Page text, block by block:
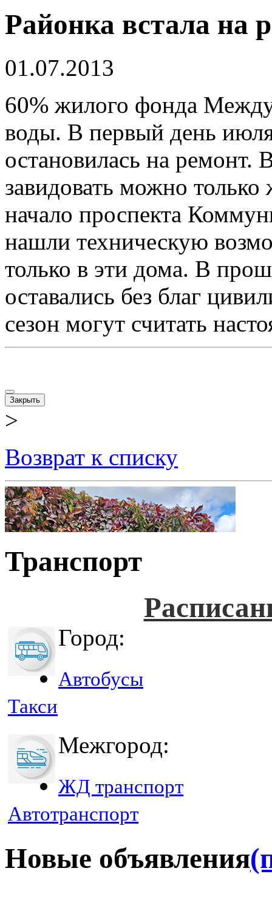
Районка встала на
01.07.2013
60% жилого фонда
воды. В первый день
остановилась на ремонт.
завидовать можно только
начало проспекта
нашли техническую
только в эти дома. В
оставались без благ
сезон могут считать
Закрыть
>
Возврат к списку
Транспорт
Город:
Автобусы
Такси
Межгород:
ЖД транспорт
Автотранспорт
Новые объявления